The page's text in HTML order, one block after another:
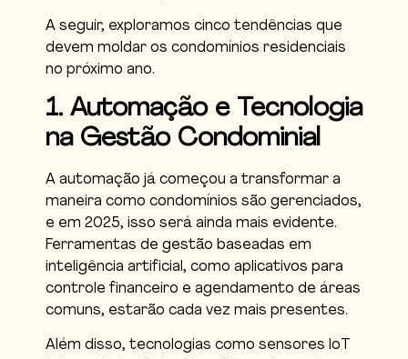
A seguir, exploramos cinco tendências que
devem moldar os condomínios residenciais
no próximo ano.
1. Automação e Tecnologia
na Gestão Condominial
A automação já começou a transformar a
maneira como condomínios são gerenciados,
e em 2025, isso será ainda mais evidente.
Ferramentas de gestão baseadas em
inteligência artificial, como aplicativos para
controle financeiro e agendamento de áreas
comuns, estarão cada vez mais presentes.
Além disso, tecnologias como sensores IoT